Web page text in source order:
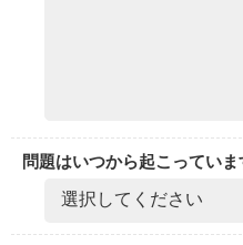
問題はいつから起こっていま